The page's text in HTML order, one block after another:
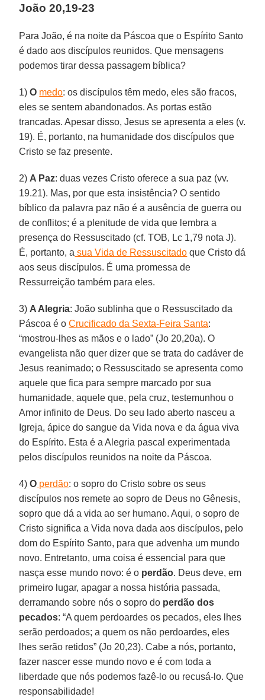
João 20,19-23
Para João, é na noite da Páscoa que o Espírito Santo
é dado aos discípulos reunidos. Que mensagens
podemos tirar dessa passagem bíblica?
1)O medo: os discípulos têm medo, eles são fracos,
eles se sentem abandonados. As portas estão
trancadas. Apesar disso, Jesus se apresenta a eles (v.
19). É, portanto, na humanidade dos discípulos que
Cristo se faz presente.
2) A Paz: duas vezes Cristo oferece a sua paz (vv.
19.21). Mas, por que esta insistência? O sentido
bíblico da palavra paz não é a ausência de guerra ou
de conflitos; é a plenitude de vida que lembra a
presença do Ressuscitado (cf. TOB, Lc 1,79 nota J).
É, portanto, a sua Vida de Ressuscitado que Cristo dá
aos seus discípulos. É uma promessa de
Ressurreição também para eles.
3) A Alegria: João sublinha que o Ressuscitado da
Páscoa é oCrucificado da Sexta-Feira Santa:
“mostrou-lhes as mãos e o lado” (Jo 20,20a). O
evangelista não quer dizer que se trata do cadáver de
Jesus reanimado; o Ressuscitado se apresenta como
aquele que fica para sempre marcado por sua
humanidade, aquele que, pela cruz, testemunhou o
Amor infinito de Deus. Do seu lado aberto nasceu a
Igreja, ápice do sangue da Vida nova e da água viva
do Espírito. Esta é a Alegria pascal experimentada
pelos discípulos reunidos na noite da Páscoa.
4)O perdão: o sopro do Cristo sobre os seus
discípulos nos remete ao sopro de Deus no Gênesis,
sopro que dá a vida ao ser humano. Aqui, o sopro de
Cristo significa a Vida nova dada aos discípulos, pelo
dom do Espírito Santo, para que advenha um mundo
novo. Entretanto, uma coisa é essencial para que
nasça esse mundo novo: é o perdão. Deus deve, em
primeiro lugar, apagar a nossa história passada,
derramando sobre nós o sopro do perdão dos
pecados: “A quem perdoardes os pecados, eles lhes
serão perdoados; a quem os não perdoardes, eles
lhes serão retidos” (Jo 20,23). Cabe a nós, portanto,
fazer nascer esse mundo novo e é com toda a
liberdade que nós podemos fazê-lo ou recusá-lo. Que
responsabilidade!